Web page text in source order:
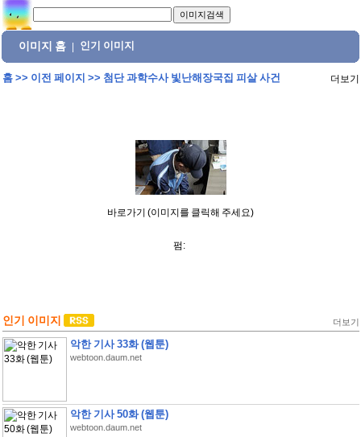
이미지 홈 인기 이미지
홈>> 이전 페이지 >> 첨단 과학수사 빛난해장국집 피살 사건 더보기
바로가기 (이미지를 클릭해 주세요)
펌:
인기 이미지 더보기
악한 기사 33화 (웹툰)
webtoon.daum.net
악한 기사 50화 (웹툰)
webtoon.daum.net